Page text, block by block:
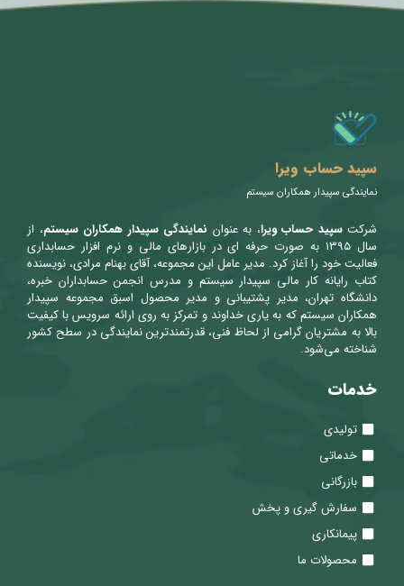
متن سربرگ خود را وارد کنید
سپید حساب ویرا
نمایندگی سپیدار همکاران سیستم
شرکتسپید حساب ویرا، به عنوان نمایندگی سپیدار همکاران سیستم، از
سال ۱۳۹۵ به صورت حرفه ای در بازارهای مالی و نرم افزار حسابداری
فعالیت خود را آغاز کرد. مدیر عامل این مجموعه، آقای بهنام مرادی، نویسنده
کتاب رایانه کار مالی سپیدار سیستم و مدرس انجمن حسابداران خبره،
دانشگاه تهران، مدیر پشتیبانی و مدیر محصول اسبق مجموعه سپیدار
همکاران سیستم که به یاری خداوند و تمرکز به روی ارائه سرویس با کیفیت
بالا به مشتریان گرامی از لحاظ فنی، قدرتمندترین نمایندگی در سطح کشور
شناخته می‌شود.
خدمات
تولیدی
خدماتی
بازرگانی
سفارش گیری و پخش
پیمانکاری
محصولات ما